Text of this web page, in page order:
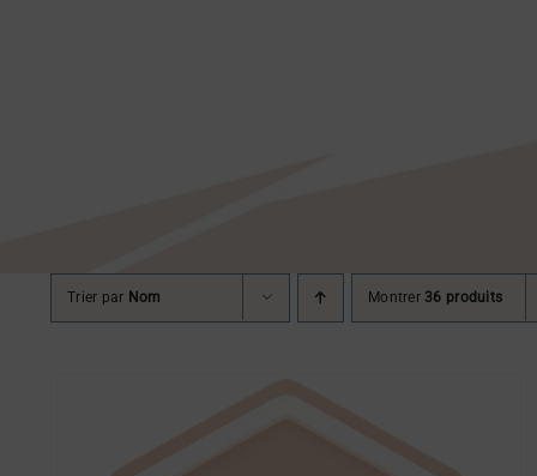
Trier par Nom Montrer 36 produits